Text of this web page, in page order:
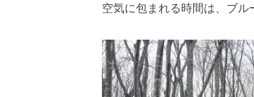
空気に包まれる時間は、ブル